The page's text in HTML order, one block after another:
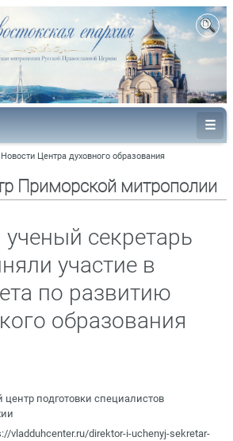
Новости Центра духовного образования
Приморской митрополии
секретарь
участие в
по развитию
образования
центр подготовки специалистов
vladduhcenter.ru/direktor-i-uchenyj-sekretar-